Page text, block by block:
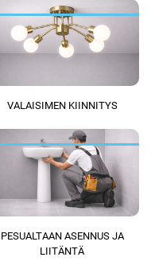
VALAISIMEN KIINNITYS
PESUALTAAN ASENNUS JA
LIITÄNTÄ